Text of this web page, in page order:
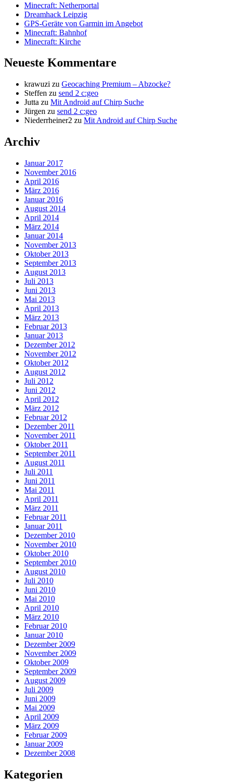
Minecraft: Netherportal
Dreamhack Leipzig
GPS-Geräte von Garmin im Angebot
Minecraft: Bahnhof
Minecraft: Kirche
Neueste Kommentare
krawuzi zu Geocaching Premium – Abzocke?
Steffen zu send 2 c:geo
Jutta zu Mit Android auf Chirp Suche
Jürgen zu send 2 c:geo
Niederrheiner2 zu Mit Android auf Chirp Suche
Archiv
Januar 2017
November 2016
April 2016
März 2016
Januar 2016
August 2014
April 2014
März 2014
Januar 2014
November 2013
Oktober 2013
September 2013
August 2013
Juli 2013
Juni 2013
Mai 2013
April 2013
März 2013
Februar 2013
Januar 2013
Dezember 2012
November 2012
Oktober 2012
August 2012
Juli 2012
Juni 2012
April 2012
März 2012
Februar 2012
Dezember 2011
November 2011
Oktober 2011
September 2011
August 2011
Juli 2011
Juni 2011
Mai 2011
April 2011
März 2011
Februar 2011
Januar 2011
Dezember 2010
November 2010
Oktober 2010
September 2010
August 2010
Juli 2010
Juni 2010
Mai 2010
April 2010
März 2010
Februar 2010
Januar 2010
Dezember 2009
November 2009
Oktober 2009
September 2009
August 2009
Juli 2009
Juni 2009
Mai 2009
April 2009
März 2009
Februar 2009
Januar 2009
Dezember 2008
Kategorien